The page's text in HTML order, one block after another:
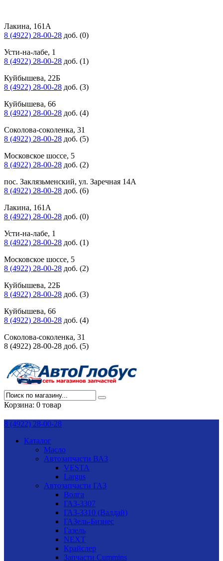
Лакина, 161А
8 (4922) 28-00-28 доб. (0)
Усти-на-лабе, 1
8 (4922) 28-00-28 доб. (1)
Куйбышева, 22Б
8 (4922) 28-00-28 доб. (3)
Куйбышева, 66
8 (4922) 28-00-28 доб. (4)
Соколова-соколенка, 31
8 (4922) 28-00-28 доб. (5)
Московское шоссе, 5
8 (4922) 28-00-28 доб. (2)
пос. Заклязьменский, ул. Заречная 14А
8 (4922) 28-00-28 доб. (6)
Лакина, 161А
8 (4922) 28-00-28 доб. (0)
Усти-на-лабе, 1
8 (4922) 28-00-28 доб. (1)
Московское шоссе, 5
8 (4922) 28-00-28 доб. (2)
Куйбышева, 22Б
8 (4922) 28-00-28 доб. (3)
Куйбышева, 66
8 (4922) 28-00-28 доб. (4)
Соколова-соколенка, 31
8 (4922) 28-00-28 доб. (5)
Корзина: 0 товар
8 (4922) 28-00-28
Каталог
Масло
Автозапчасти ВАЗ
VESTA
Largus
Автозапчасти ГАЗ
Волга
ГАЗ-3307
ГАЗ-3310 (Валдай)
ГАЗель-Бизнес
Газель
NEXT
Крайслер
Запчасти Cummins